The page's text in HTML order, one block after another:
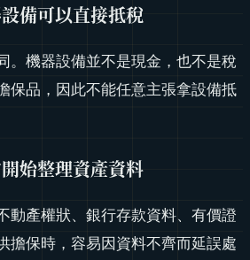
備可以直接抵稅
。機器設備並不是現金，也不是稅
保品，因此不能任意主張拿設備抵
始整理資產資料
動產權狀、銀行存款資料、有價證
擔保時，容易因資料不齊而延誤處